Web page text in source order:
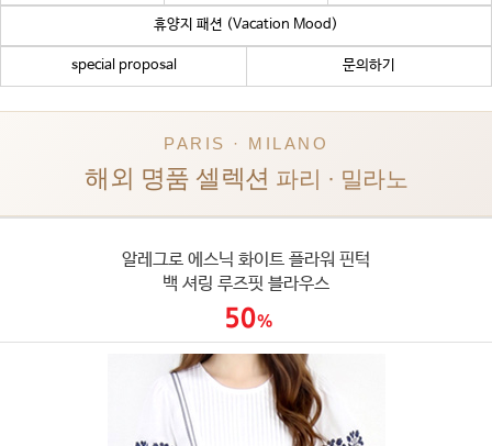
휴양지 패션 (Vacation Mood)
special proposal 문의하기
PARIS · MILANO
해외 명품 셀렉션 파리 · 밀라노
알레그로 에스닉 화이트 플라워 핀턱
백 셔링 루즈핏 블라우스